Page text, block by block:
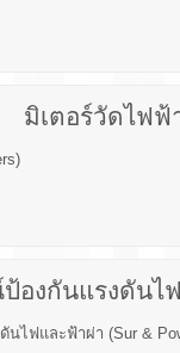
มิเตอร์วัดไฟฟ้
องกันแรงดันไ
ไฟและฟ้าผ่า (Sur &